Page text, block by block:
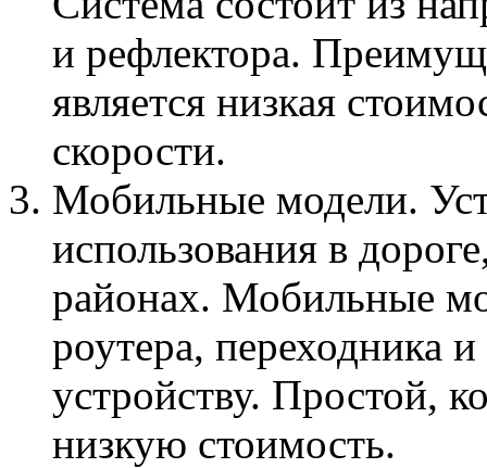
и рефлектора.
является низкая
скорости.
Мобильные модели.
использования в
районах. Мобильные
роутера, переходника
устройству. Простой,
низкую стоимость.